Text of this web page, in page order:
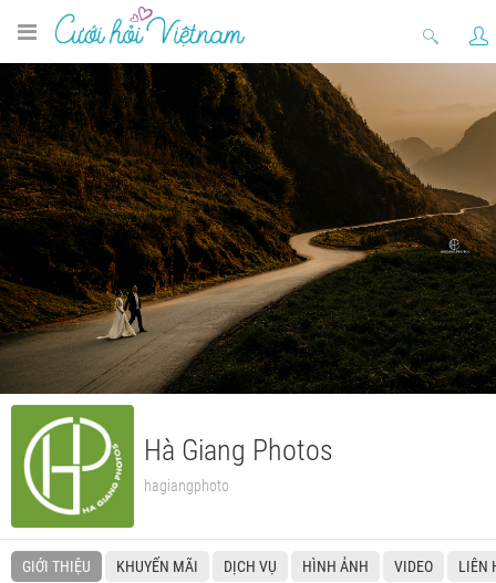
Hà Giang Photos
hagiangphoto
GIỚI THIỆU KHUYẾN MÃI DỊCH VỤ HÌNH ẢNH VIDEO LIÊN